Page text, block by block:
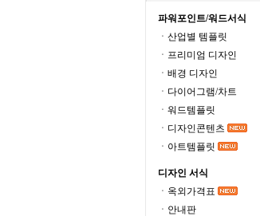
파워포인트/워드서식
ㆍ산업별 템플릿
ㆍ프리미엄 디자인
ㆍ배경 디자인
ㆍ다이어그램/차트
ㆍ워드템플릿
ㆍ디자인콘텐츠
ㆍ아트템플릿
디자인 서식
ㆍ옥외가격표
ㆍ안내판